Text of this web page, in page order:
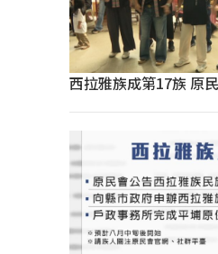
西拉雅族成第17族 原